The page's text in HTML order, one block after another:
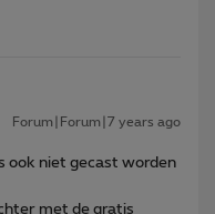
Forum|Forum|7 years ago
ook niet gecast worden
met de gratis